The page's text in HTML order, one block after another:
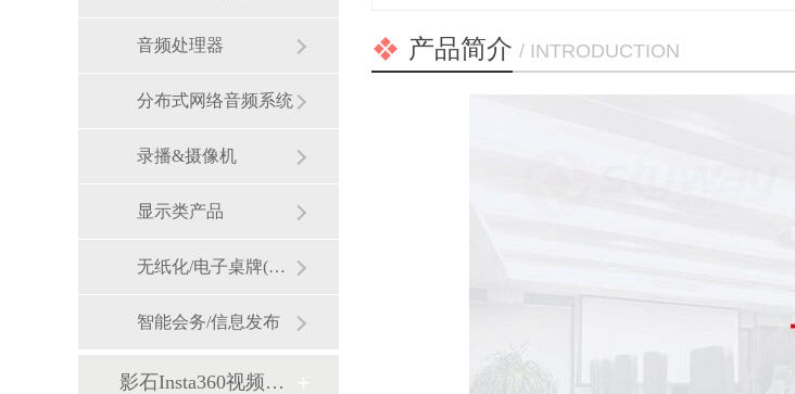
音频处理器
分布式网络音频系统
录播&摄像机
显示类产品
无纸化/电子桌牌(墨水屏)
智能会务/信息发布
影石Insta360视频会议
产品简介 / INTRODUCTION